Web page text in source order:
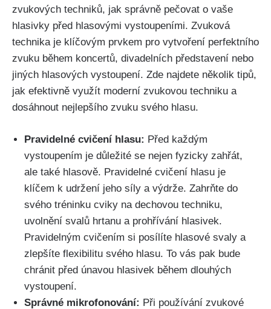
zvukových techniků, jak správně ​pečovat ‍o‍ vaše​
hlasivky před⁣ hlasovými vystoupeními. Zvuková
technika je klíčovým prvkem pro vytvoření perfektního
zvuku‍ během koncertů, divadelních‍ představení ⁤nebo
jiných hlasových vystoupení. Zde najdete několik tipů,
jak efektivně využít moderní⁤ zvukovou techniku‌ a
dosáhnout nejlepšího zvuku svého hlasu.
Pravidelné cvičení hlasu: Před každým‌
vystoupením je důležité se nejen fyzicky ⁢zahřát,
ale⁤ také hlasově. Pravidelné cvičení hlasu je
klíčem⁤ k udržení jeho ⁣síly a výdrže. Zahrňte do
svého tréninku cviky na dechovou techniku,
uvolnění svalů hrtanu ‍a⁢ prohřívání hlasivek.
Pravidelným cvičením si posílíte hlasové ⁣svaly a
zlepšíte flexibilitu svého hlasu. To vás ‍pak ⁢bude⁢
chránit ⁢před únavou hlasivek během dlouhých
vystoupení.
Správné mikrofonování: ‍Při používání zvukové